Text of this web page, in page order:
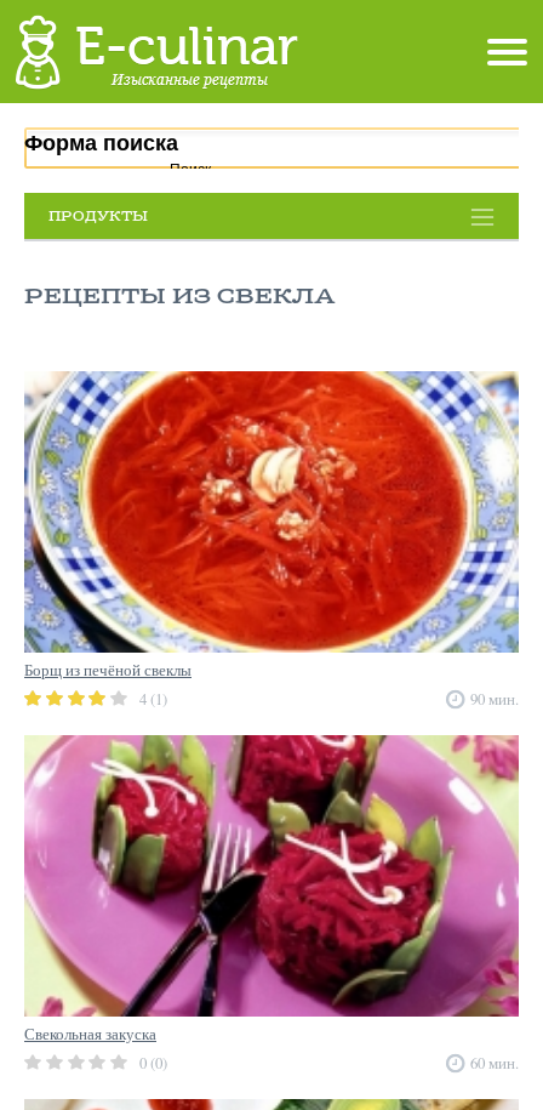
Форма поиска
Поиск
ПРОДУКТЫ
РЕЦЕПТЫ ИЗ СВЕКЛА
Борщ из печёной свеклы
4 (1)
90 мин.
Свекольная закуска
0 (0)
60 мин.